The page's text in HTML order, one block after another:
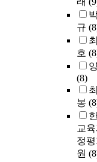
규
호
(8)
봉
교
정
원